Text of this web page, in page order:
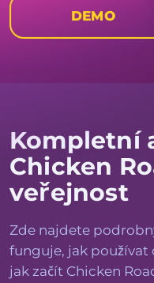
DEMO
Kompletní
Chicken
veřejnost
Zde najdete
funguje, jak používat
jak začít Chicken